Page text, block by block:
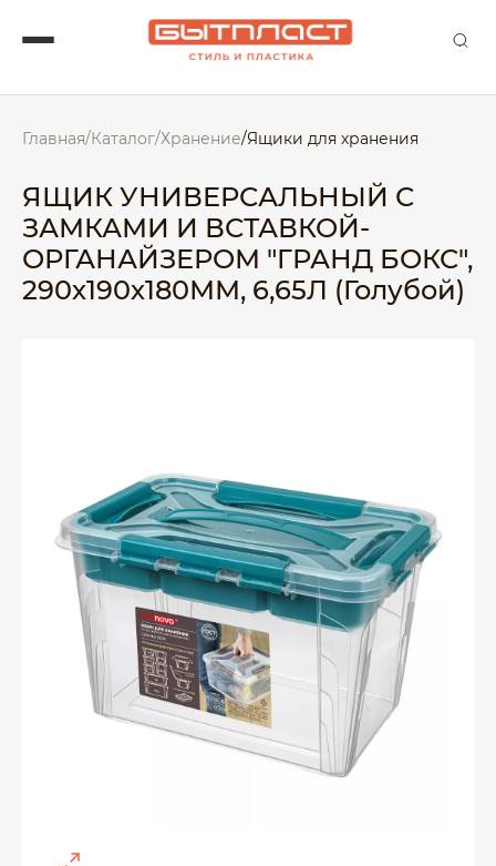
Главная/Каталог/Хранение/Ящики для хранения
ЯЩИК УНИВЕРСАЛЬНЫЙ С
ЗАМКАМИ И ВСТАВКОЙ-
ОРГАНАЙЗЕРОМ "ГРАНД БОКС",
290х190х180ММ, 6,65Л (Голубой)